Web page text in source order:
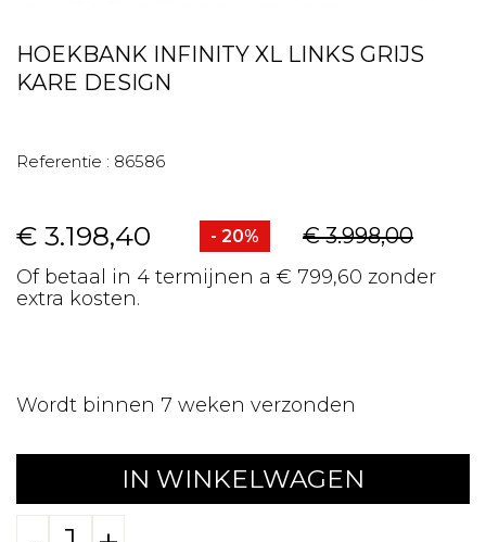
HOEKBANK INFINITY XL LINKS GRIJS
KARE DESIGN
Referentie : 86586
€ 3.198,40 - 20% € 3.998,00
Of betaal in 4 termijnen a € 799,60 zonder
extra kosten.
Wordt binnen 7 weken verzonden
IN WINKELWAGEN